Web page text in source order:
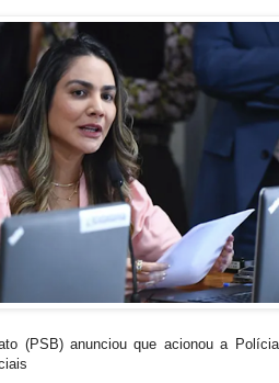
(PSB) anunciou que acionou a